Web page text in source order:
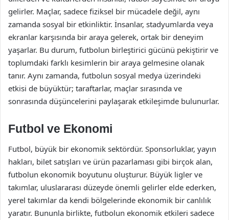
gelirler. Maçlar, sadece fiziksel bir mücadele değil, aynı
zamanda sosyal bir etkinliktir. İnsanlar, stadyumlarda veya
ekranlar karşısında bir araya gelerek, ortak bir deneyim
yaşarlar. Bu durum, futbolun birleştirici gücünü pekiştirir ve
toplumdaki farklı kesimlerin bir araya gelmesine olanak
tanır. Aynı zamanda, futbolun sosyal medya üzerindeki
etkisi de büyüktür; taraftarlar, maçlar sırasında ve
sonrasında düşüncelerini paylaşarak etkileşimde bulunurlar.
Futbol ve Ekonomi
Futbol, büyük bir ekonomik sektördür. Sponsorluklar, yayın
hakları, bilet satışları ve ürün pazarlaması gibi birçok alan,
futbolun ekonomik boyutunu oluşturur. Büyük ligler ve
takımlar, uluslararası düzeyde önemli gelirler elde ederken,
yerel takımlar da kendi bölgelerinde ekonomik bir canlılık
yaratır. Bununla birlikte, futbolun ekonomik etkileri sadece